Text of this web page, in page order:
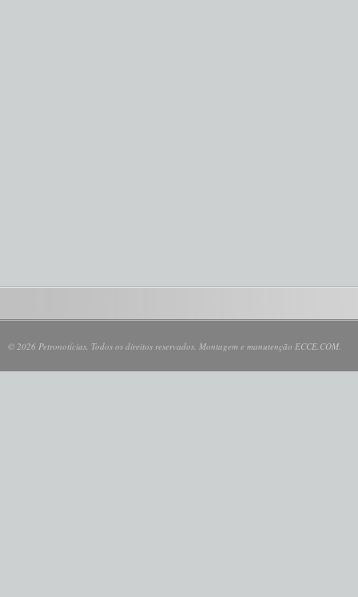
© 2026 Petronotícias. Todos os direitos reservados. Montagem e manutenção ECCE.COM.